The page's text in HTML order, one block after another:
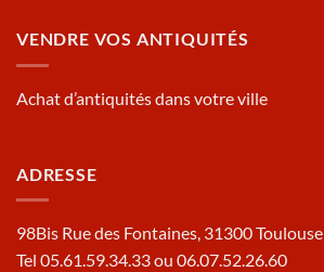
VENDRE VOS ANTIQUITÉS
Achat d’antiquités dans votre ville
ADRESSE
98Bis Rue des Fontaines, 31300 Toulouse
Tel 05.61.59.34.33 ou 06.07.52.26.60